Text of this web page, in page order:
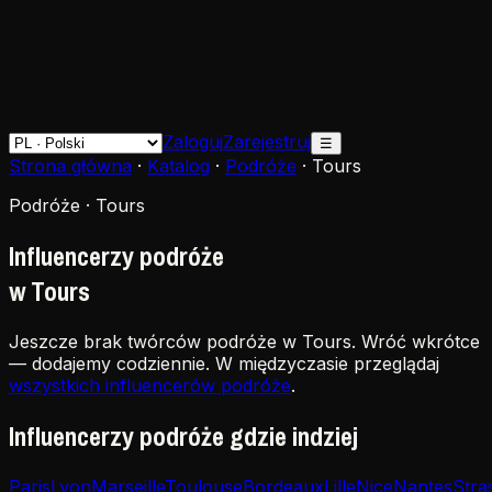
ZalogujZarejestruj ☰
Strona główna · Katalog · Podróże · Tours
Podróże · Tours
Influencerzy podróże
w Tours
Jeszcze brak twórców podróże w Tours. Wróć wkrótce
— dodajemy codziennie. W międzyczasie przeglądaj
wszystkich influencerów podróże.
Influencerzy podróże gdzie indziej
ParisLyonMarseilleToulouseBordeauxLilleNiceNantes